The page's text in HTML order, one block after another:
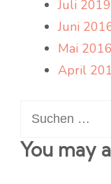
Juli 2019
Juni
Mai 2016
April
nach:
You may